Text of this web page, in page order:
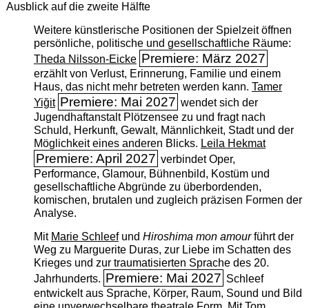
Ausblick auf die zweite Hälfte
Weitere künstlerische Positionen der Spielzeit öffnen
persönliche, politische und gesellschaftliche Räume:
Theda Nilsson-Eicke Premiere: März 2027
erzählt von Verlust, Erinnerung, Familie und einem
Haus, das nicht mehr betreten werden kann. Tamer
Yiğit Premiere: Mai 2027 wendet sich der
Jugendhaftanstalt Plötzensee zu und fragt nach
Schuld, Herkunft, Gewalt, Männlichkeit, Stadt und der
Möglichkeit eines anderen Blicks. Leila Hekmat
Premiere: April 2027 verbindet Oper,
Performance, Glamour, Bühnenbild, Kostüm und
gesellschaftliche Abgründe zu überbordenden,
komischen, brutalen und zugleich präzisen Formen der
Analyse.
Mit Marie Schleefund Hiroshima mon amourführt der
Weg zu Marguerite Duras, zur Liebe im Schatten des
Krieges und zur traumatisierten Sprache des 20.
Jahrhunderts. Premiere: Mai 2027 Schleef
entwickelt aus Sprache, Körper, Raum, Sound und Bild